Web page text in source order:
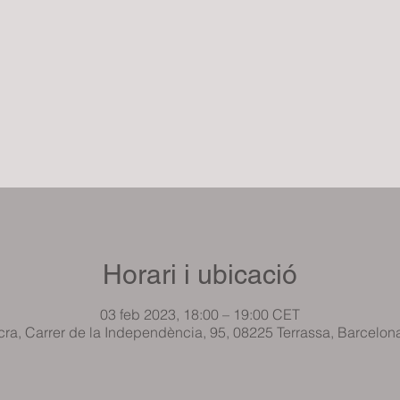
Horari i ubicació
03 feb 2023, 18:00 – 19:00 CET
Carrer de la Independència, 95, 08225 Terrassa,